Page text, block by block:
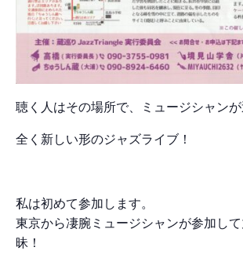
聴く人はその場所で、ミュージシャン
全く新しい形のジャズライブ！
私は初めて参加します。
東京から凄腕ミュージシャンが参加し
昧！